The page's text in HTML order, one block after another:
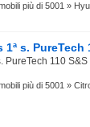
più di 5001 »
1ª s. PureTech
PureTech 110
più di 5001 »